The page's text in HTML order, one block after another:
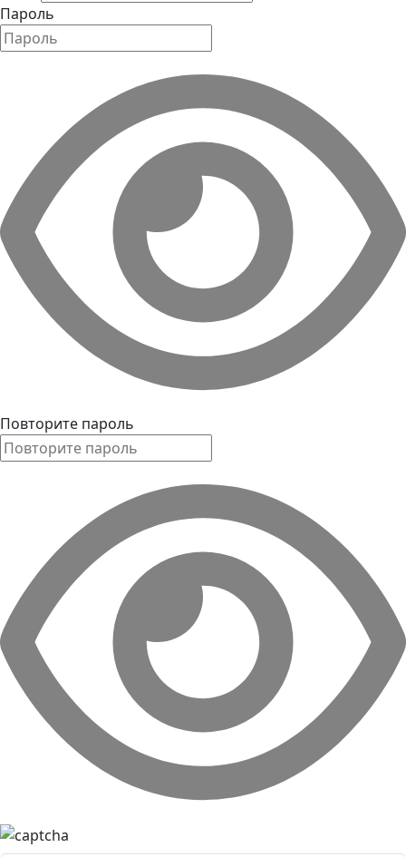
Пароль
Повторите пароль